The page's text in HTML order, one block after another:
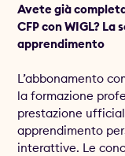
Avete già
CFP con WIGL?
apprendimento
L’abbonamento
la formazione
prestazione
apprendimento
interattive. Le